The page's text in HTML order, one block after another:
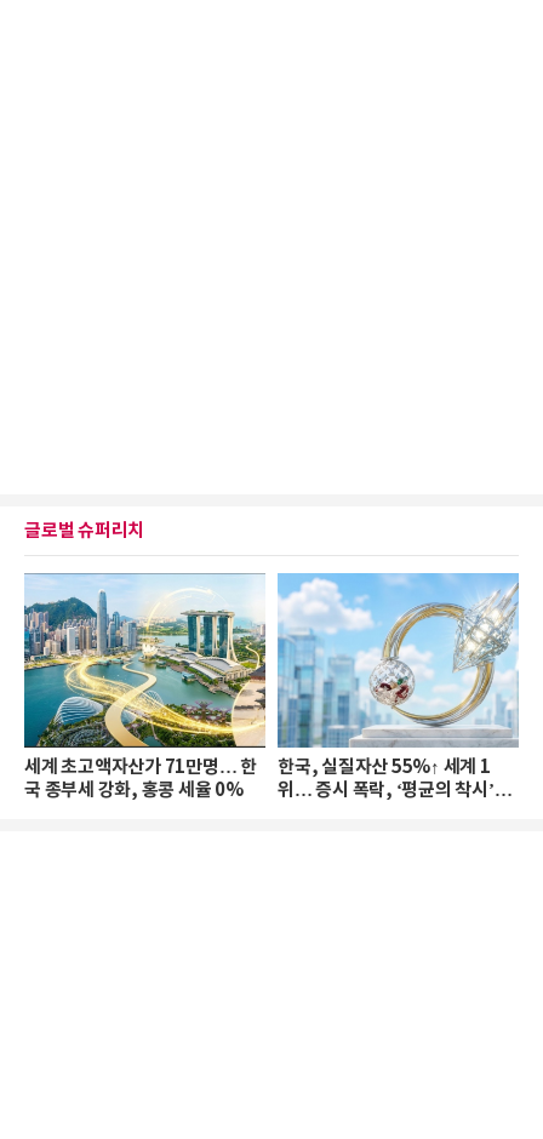
글로벌 슈퍼리치
세계 초고액자산가 71만명… 한
국 종부세 강화, 홍콩 세율 0%
한국, 실질자산 55%↑ 세계 1
위… 증시 폭락, ‘평균의 착시’와